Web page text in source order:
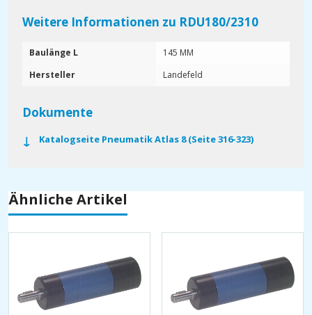
Weitere Informationen zu RDU180/2310
Baulänge L
145 MM
Hersteller
Landefeld
Dokumente
Katalogseite Pneumatik Atlas 8 (Seite 316-323)
Ähnliche Artikel